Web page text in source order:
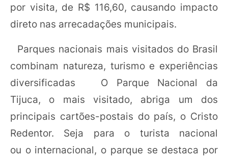
por visita, de R$ 116,60, causando impacto
direto nas arrecadações municipais.
Parques nacionais mais visitados do Brasil
combinam natureza, turismo e experiências
diversificadas O Parque Nacional da
Tijuca, o mais visitado, abriga um dos
principais cartões-postais do país, o Cristo
Redentor. Seja para o turista nacional
ou o internacional, o parque se destaca por